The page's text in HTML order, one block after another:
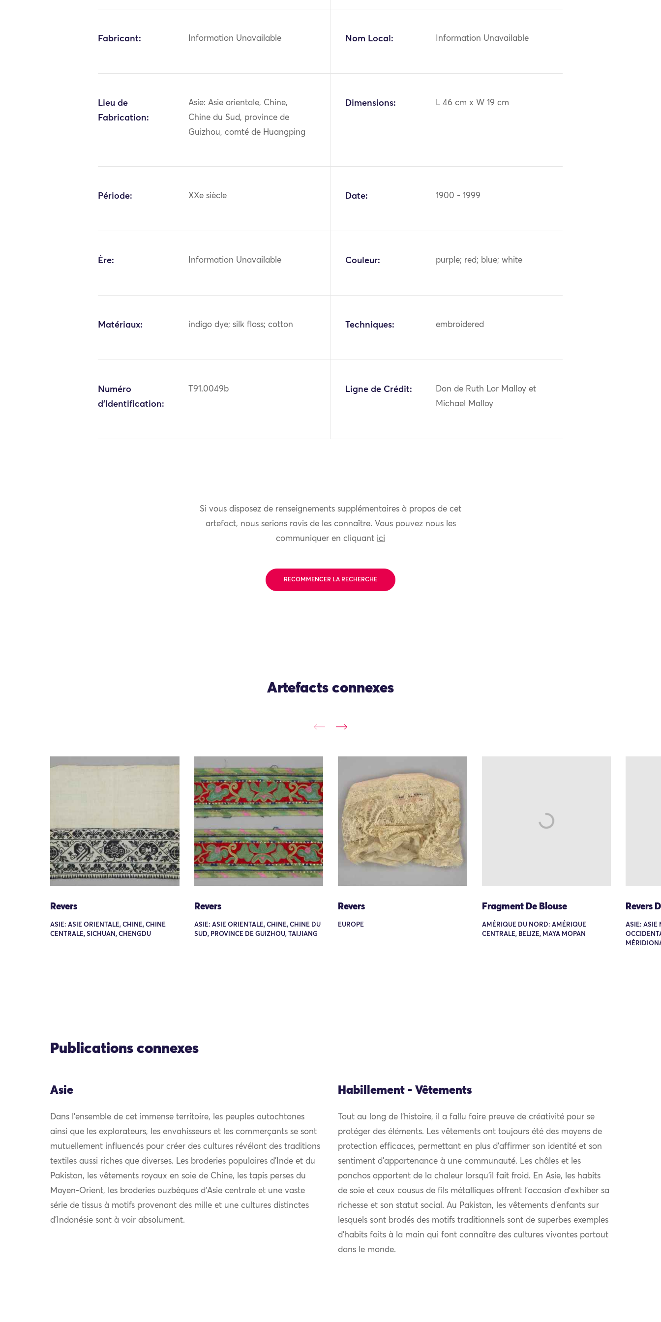
Fabricant: Information Unavailable Nom Local: Information Unavailable
Lieu de
Fabrication:
Asie: Asie orientale, Chine,
Chine du Sud, province de
Guizhou, comté de Huangping
Dimensions: L 46 cm x W 19 cm
Période: XXe siècle Date: 1900 - 1999
Ère: Information Unavailable Couleur: purple; red; blue; white
Matériaux: indigo dye; silk floss; cotton Techniques: embroidered
Numéro
d'Identification:
T91.0049b Ligne de Crédit:
Don de Ruth Lor Malloy et
Michael Malloy
Si vous disposez de renseignements supplémentaires à propos de cet
artefact, nous serions ravis de les connaître. Vous pouvez nous les
communiquer en cliquant ici
RECOMMENCER LA RECHERCHE
Artefacts connexes
Revers
ASIE: ASIE ORIENTALE, CHINE, CHINE
CENTRALE, SICHUAN, CHENGDU
Revers
ASIE: ASIE ORIENTALE, CHINE, CHINE DU
SUD, PROVINCE DE GUIZHOU, TAIJIANG
Revers
EUROPE
Fragment De Blouse
AMÉRIQUE DU NORD: AMÉRIQUE
CENTRALE, BELIZE, MAYA MOPAN
Revers
ASIE: ASIE
Publications connexes
Asie
Dans l’ensemble de cet immense territoire, les peuples autochtones
ainsi que les explorateurs, les envahisseurs et les commerçants se sont
mutuellement influencés pour créer des cultures révélant des traditions
textiles aussi riches que diverses. Les broderies populaires d’Inde et du
Pakistan, les vêtements royaux en soie de Chine, les tapis perses du
Moyen-Orient, les broderies ouzbèques d’Asie centrale et une vaste
série de tissus à motifs provenant des mille et une cultures distinctes
d’Indonésie sont à voir absolument.
Habillement - Vêtements
Tout au long de l’histoire, il a fallu faire preuve de créativité pour se
protéger des éléments. Les vêtements ont toujours été des moyens de
protection efficaces, permettant en plus d’affirmer son identité et son
sentiment d’appartenance à une communauté. Les châles et les
ponchos apportent de la chaleur lorsqu’il fait froid. En Asie, les habits
de soie et ceux cousus de fils métalliques offrent l’occasion d’exhiber sa
richesse et son statut social. Au Pakistan, les vêtements d’enfants sur
lesquels sont brodés des motifs traditionnels sont de superbes exemples
d’habits faits à la main qui font connaître des cultures vivantes partout
dans le monde.